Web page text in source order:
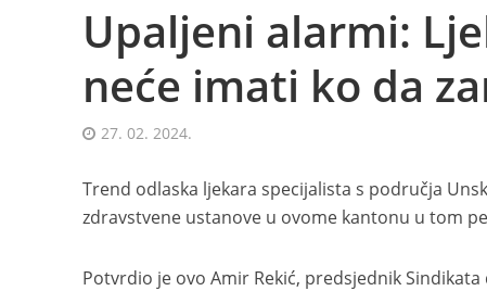
Upaljeni alarmi:
neće imati ko da
27. 02. 2024.
Trend odlaska ljekara specijalista s područja
zdravstvene ustanove u ovome kantonu u tom
Potvrdio je ovo Amir Rekić, predsjednik